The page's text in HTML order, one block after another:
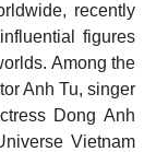
recently
figures
Among the
Anh Tu, singer
Dong Anh
Vietnam